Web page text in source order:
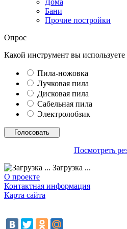
Дома
Бани
Прочие постройки
Опрос
Какой инструмент вы используете
Пила-ножовка
Лучковая пила
Дисковая пила
Сабельная пила
Электролобзик
Посмотреть
Загрузка ...
О проекте
Контактная информация
Карта сайта